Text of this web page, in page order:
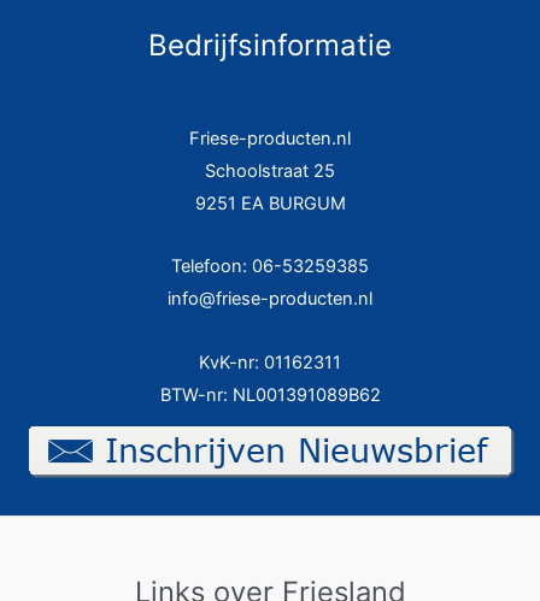
Bedrijfsinformatie
Friese-producten.nl
Schoolstraat 25
9251 EA BURGUM
Telefoon: 06-53259385
info@friese-producten.nl
KvK-nr: 01162311
BTW-nr: NL001391089B62
Links over Friesland